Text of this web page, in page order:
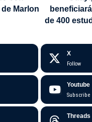
Marlon
de 400
X
Follow
Youtube
Subscribe
Threads